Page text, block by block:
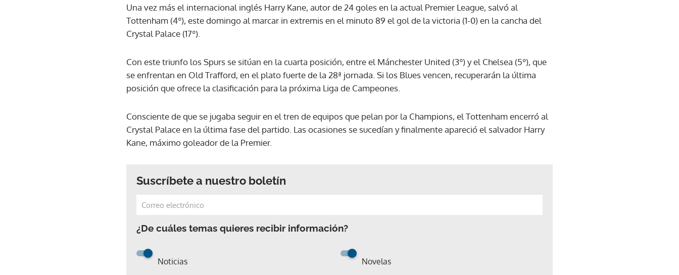
Una vez más el internacional inglés Harry Kane, autor de 24 goles en la actual Premier League, salvó al
Tottenham (4º), este domingo al marcar in extremis en el minuto 89 el gol de la victoria (1-0) en la cancha del
Crystal Palace (17º).
Con este triunfo los Spurs se sitúan en la cuarta posición, entre el Mánchester United (3º) y el Chelsea (5º), que
se enfrentan en Old Trafford, en el plato fuerte de la 28ª jornada. Si los Blues vencen, recuperarán la última
posición que ofrece la clasificación para la próxima Liga de Campeones.
Consciente de que se jugaba seguir en el tren de equipos que pelan por la Champions, el Tottenham encerró al
Crystal Palace en la última fase del partido. Las ocasiones se sucedían y finalmente apareció el salvador Harry
Kane, máximo goleador de la Premier.
Suscríbete a nuestro boletín
¿De cuáles temas quieres recibir información?
Noticias Novelas